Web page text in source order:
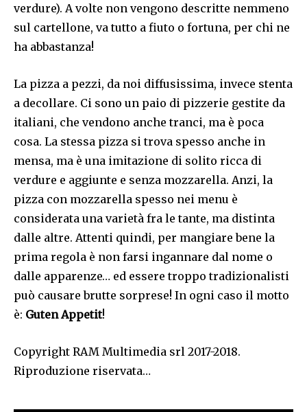
verdure). A volte non vengono descritte nemmeno
sul cartellone, va tutto a fiuto o fortuna, per chi ne
ha abbastanza!
La pizza a pezzi, da noi diffusissima, invece stenta
a decollare. Ci sono un paio di pizzerie gestite da
italiani, che vendono anche tranci, ma è poca
cosa. La stessa pizza si trova spesso anche in
mensa, ma è una imitazione di solito ricca di
verdure e aggiunte e senza mozzarella. Anzi, la
pizza con mozzarella spesso nei menu è
considerata una varietà fra le tante, ma distinta
dalle altre. Attenti quindi, per mangiare bene la
prima regola è non farsi ingannare dal nome o
dalle apparenze… ed essere troppo tradizionalisti
può causare brutte sorprese! In ogni caso il motto
è: Guten Appetit!
Copyright RAM Multimedia srl 2017-2018.
Riproduzione riservata…